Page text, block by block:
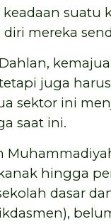
suatu
mereka
juga
sektor ini
saat ini.
hingga
dasar